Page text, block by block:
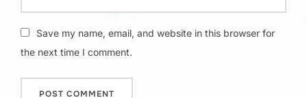
Save my name, email, and website in this browser for
the next time I comment.